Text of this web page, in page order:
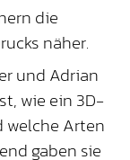
die
näher.
und Adrian
wie ein 3D-
Arten
gaben sie